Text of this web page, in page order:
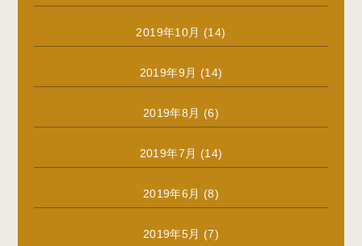
2019年10月 (14)
2019年9月 (14)
2019年8月 (6)
2019年7月 (14)
2019年6月 (8)
2019年5月 (7)